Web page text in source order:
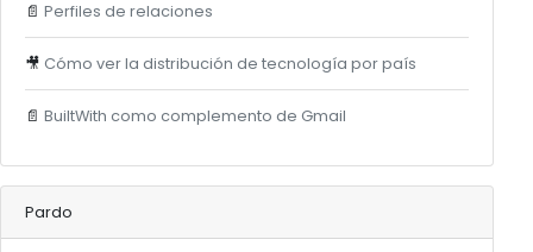
📄 Perfiles de relaciones
🎥 Cómo ver la distribución de tecnología por país
📄 BuiltWith como complemento de Gmail
Pardo